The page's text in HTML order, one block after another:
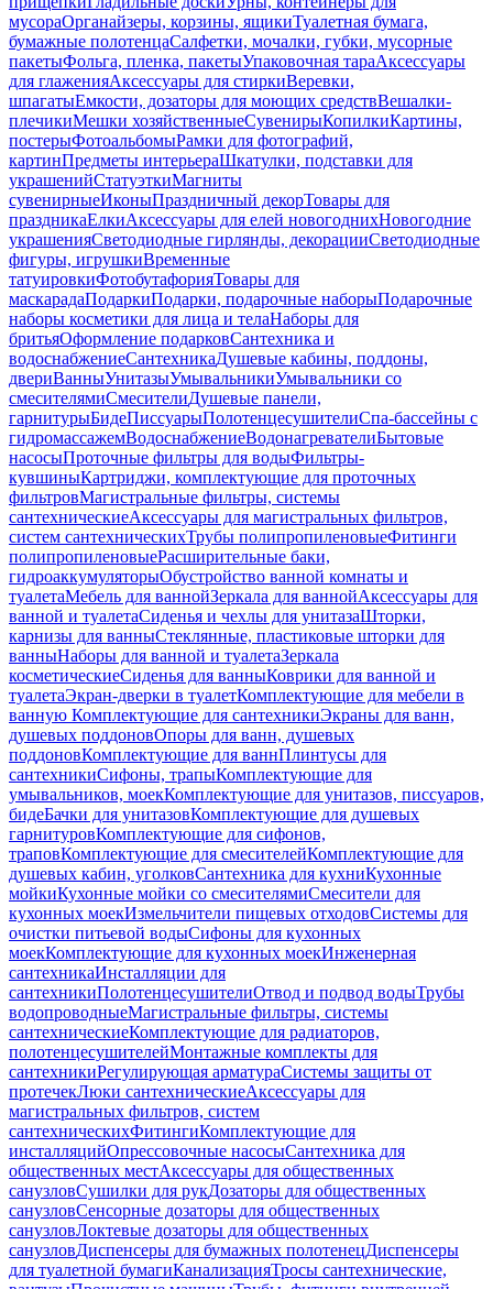
мусораОрганайзеры, корзины, ящикиТуалетная бумага,
бумажные полотенцаСалфетки, мочалки, губки, мусорные
пакетыФольга, пленка, пакетыУпаковочная тараАксессуары
для глаженияАксессуары для стиркиВеревки,
шпагатыЕмкости, дозаторы для моющих средствВешалки-
плечикиМешки хозяйственныеСувенирыКопилкиКартины,
постерыФотоальбомыРамки для фотографий,
картинПредметы интерьераШкатулки, подставки для
украшенийСтатуэткиМагниты
сувенирныеИконыПраздничный декорТовары для
праздникаЕлкиАксессуары для елей новогоднихНовогодние
украшенияСветодиодные гирлянды, декорацииСветодиодные
фигуры, игрушкиВременные
татуировкиФотобутафорияТовары для
маскарадаПодаркиПодарки, подарочные наборыПодарочные
наборы косметики для лица и телаНаборы для
бритьяОформление подарковСантехника и
водоснабжениеСантехникаДушевые кабины, поддоны,
двериВанныУнитазыУмывальникиУмывальники со
смесителямиСмесителиДушевые панели,
гарнитурыБидеПиссуарыПолотенцесушителиСпа-бассейны с
гидромассажемВодоснабжениеВодонагревателиБытовые
насосыПроточные фильтры для водыФильтры-
кувшиныКартриджи, комплектующие для проточных
фильтровМагистральные фильтры, системы
сантехническиеАксессуары для магистральных фильтров,
систем сантехническихТрубы полипропиленовыеФитинги
полипропиленовыеРасширительные баки,
гидроаккумуляторыОбустройство ванной комнаты и
туалетаМебель для ваннойЗеркала для ваннойАксессуары для
ванной и туалетаСиденья и чехлы для унитазаШторки,
карнизы для ванныСтеклянные, пластиковые шторки для
ванныНаборы для ванной и туалетаЗеркала
косметическиеСиденья для ванныКоврики для ванной и
туалетаЭкран-дверки в туалетКомплектующие для мебели в
ванную Комплектующие для сантехникиЭкраны для ванн,
душевых поддоновОпоры для ванн, душевых
поддоновКомплектующие для ваннПлинтусы для
сантехникиСифоны, трапыКомплектующие для
умывальников, моекКомплектующие для унитазов, писсуаров,
бидеБачки для унитазовКомплектующие для душевых
гарнитуровКомплектующие для сифонов,
траповКомплектующие для смесителейКомплектующие для
душевых кабин, уголковСантехника для кухниКухонные
мойкиКухонные мойки со смесителямиСмесители для
кухонных моекИзмельчители пищевых отходовСистемы для
очистки питьевой водыСифоны для кухонных
моекКомплектующие для кухонных моекИнженерная
сантехникаИнсталляции для
сантехникиПолотенцесушителиОтвод и подвод водыТрубы
водопроводныеМагистральные фильтры, системы
сантехническиеКомплектующие для радиаторов,
полотенцесушителейМонтажные комплекты для
сантехникиРегулирующая арматураСистемы защиты от
протечекЛюки сантехническиеАксессуары для
магистральных фильтров, систем
сантехническихФитингиКомплектующие для
инсталляцийОпрессовочные насосыСантехника для
общественных местАксессуары для общественных
санузловСушилки для рукДозаторы для общественных
санузловСенсорные дозаторы для общественных
санузловЛоктевые дозаторы для общественных
санузловДиспенсеры для бумажных полотенецДиспенсеры
для туалетной бумагиКанализацияТросы сантехнические,